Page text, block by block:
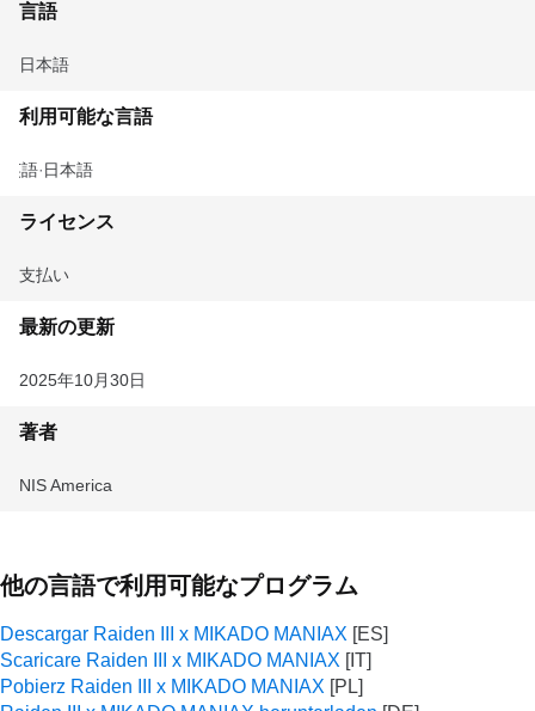
言語
日本語
利用可能な言語
英語 日本語
ライセンス
支払い
最新の更新
2025年10月30日
著者
NIS America
他の言語で利用可能なプログラム
Descargar Raiden III x MIKADO MANIAX
Scaricare Raiden III x MIKADO MANIAX
Pobierz Raiden III x MIKADO MANIAX